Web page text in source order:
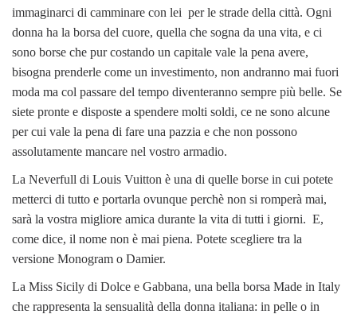
immaginarci di camminare con lei per le strade della città. Ogni
donna ha la borsa del cuore, quella che sogna da una vita, e ci
sono borse che pur costando un capitale vale la pena avere,
bisogna prenderle come un investimento, non andranno mai fuori
moda ma col passare del tempo diventeranno sempre più belle. Se
siete pronte e disposte a spendere molti soldi, ce ne sono alcune
per cui vale la pena di fare una pazzia e che non possono
assolutamente mancare nel vostro armadio.
La Neverfull di Louis Vuitton è una di quelle borse in cui potete
metterci di tutto e portarla ovunque perchè non si romperà mai,
sarà la vostra migliore amica durante la vita di tutti i giorni. E,
come dice, il nome non è mai piena. Potete scegliere tra la
versione Monogram o Damier.
La Miss Sicily di Dolce e Gabbana, una bella borsa Made in Italy
che rappresenta la sensualità della donna italiana: in pelle o in